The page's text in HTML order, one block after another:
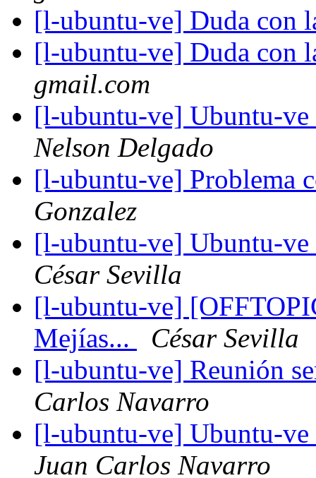
[l-ubuntu-ve] Duda con
[l-ubuntu-ve] Duda con
gmail.com
[l-ubuntu-ve] Ubuntu-ve
Nelson Delgado
[l-ubuntu-ve] Problema
Gonzalez
[l-ubuntu-ve] Ubuntu-ve
César Sevilla
[l-ubuntu-ve]
Mejías...
César Sevilla
[l-ubuntu-ve] Reunión
Carlos Navarro
[l-ubuntu-ve] Ubuntu-ve
Juan Carlos Navarro